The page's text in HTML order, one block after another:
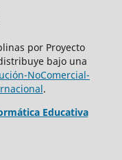
por Proyecto
distribuye bajo una
NoComercial-
.
Educativa